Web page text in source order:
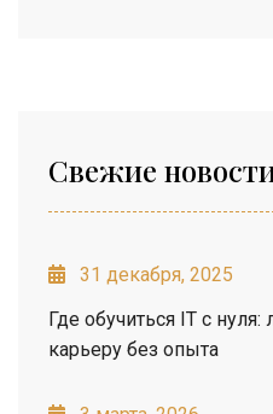
Свежие
31 декабря, 2025
Где обучиться IT с
карьеру без опыта